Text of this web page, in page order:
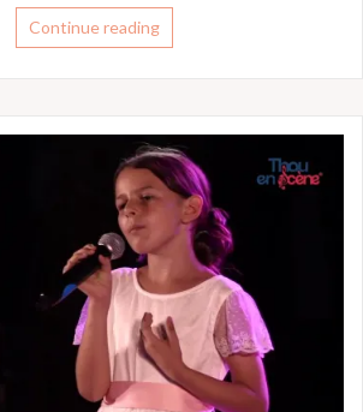
Continue reading